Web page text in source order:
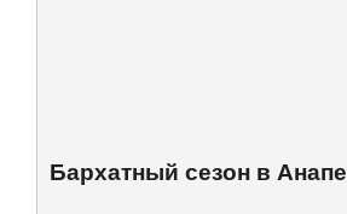
Бархатный сезон в Анапе